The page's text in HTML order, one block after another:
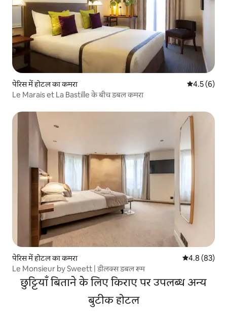
पेरिस में होटल का कमरा औसत रेटिंग 5
4.5 (6)
Le Marais et La Bastille के बीच डबल कमरा
पेरिस में होटल का कमरा औसत रेटिंग 5 में
4.8 (83)
Le Monsieur by Sweett | डीलक्स डबल रूम
छुट्टियाँ बिताने के लिए किराए पर उपलब्ध अन्य
बुटीक होटल